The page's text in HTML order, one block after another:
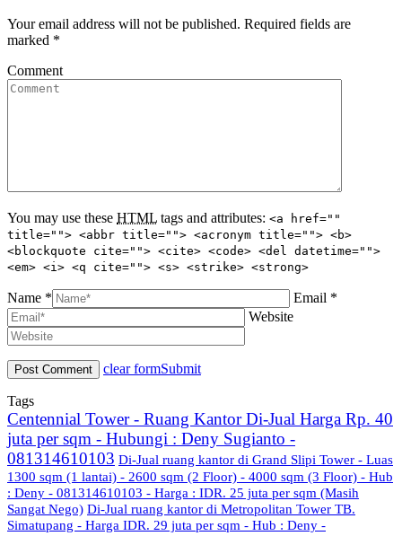
Your email address will not be published. Required fields are
marked *
Comment
You may use these HTML tags and attributes: <a href=""
title=""> <abbr title=""> <acronym title=""> <b>
<blockquote cite=""> <cite> <code> <del datetime="">
<em> <i> <q cite=""> <s> <strike> <strong>
Name *
Email *
Website
clear formSubmit
Tags
Centennial Tower - Ruang Kantor Di-Jual Harga Rp. 40
juta per sqm - Hubungi : Deny Sugianto -
081314610103 Di-Jual ruang kantor di Grand Slipi Tower - Luas
1300 sqm (1 lantai) - 2600 sqm (2 Floor) - 4000 sqm (3 Floor) - Hub
: Deny - 081314610103 - Harga : IDR. 25 juta per sqm (Masih
Sangat Nego) Di-Jual ruang kantor di Metropolitan Tower TB.
Simatupang - Harga IDR. 29 juta per sqm - Hub : Deny -